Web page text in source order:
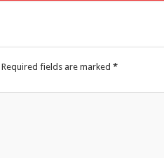
Required fields are marked *